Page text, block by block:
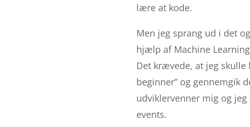
lære at kode.
Men jeg sprang ud i det
hjælp af Machine
Det krævede, at jeg
beginner” og gennemgik
udviklervenner mig og
events.